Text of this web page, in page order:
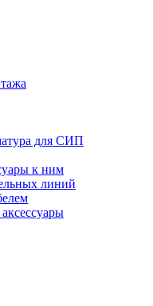
для СИП
к ним
линий